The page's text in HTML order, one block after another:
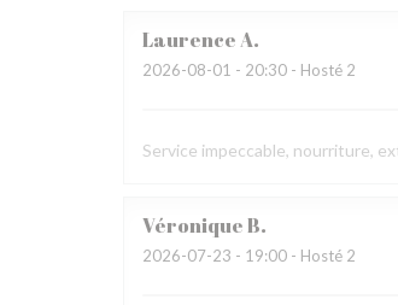
LaurenceA
2026-08-01 - 20:30 - Hosté 2
Service impeccable, nourriture,
VéroniqueB
2026-07-23 - 19:00 - Hosté 2